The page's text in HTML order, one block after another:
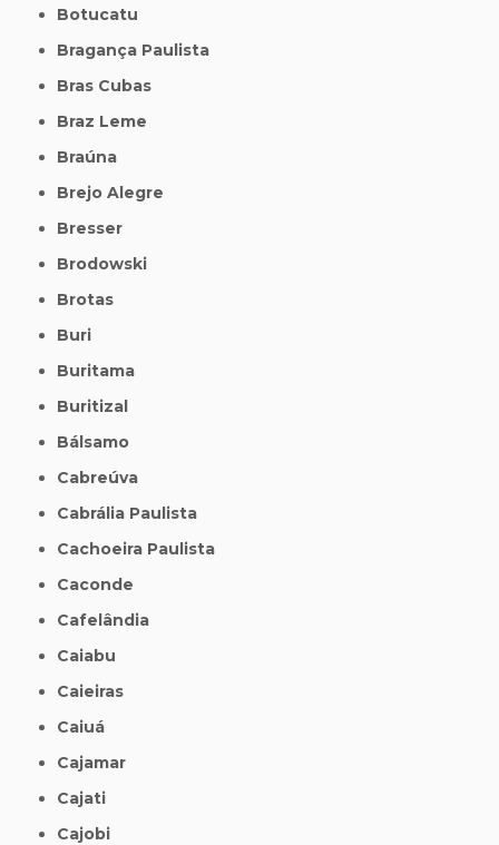
Botucatu
Bragança Paulista
Bras Cubas
Braz Leme
Braúna
Brejo Alegre
Bresser
Brodowski
Brotas
Buri
Buritama
Buritizal
Bálsamo
Cabreúva
Cabrália Paulista
Cachoeira Paulista
Caconde
Cafelândia
Caiabu
Caieiras
Caiuá
Cajamar
Cajati
Cajobi